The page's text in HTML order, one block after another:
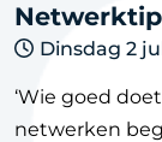
Netwerktip
Dinsdag 2
‘Wie goed
netwerken